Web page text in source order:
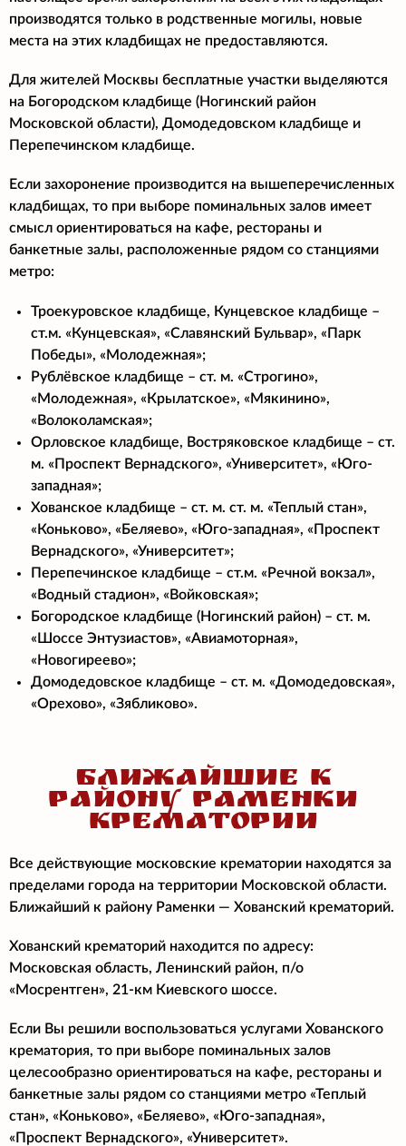
производятся только в родственные могилы, новые
места на этих кладбищах не предоставляются.
Для жителей Москвы бесплатные участки выделяются
на Богородском кладбище (Ногинский район
Московской области), Домодедовском кладбище и
Перепечинском кладбище.
Если захоронение производится на вышеперечисленных
кладбищах, то при выборе поминальных залов имеет
смысл ориентироваться на кафе, рестораны и
банкетные залы, расположенные рядом со станциями
метро:
Троекуровское кладбище, Кунцевское кладбище –
ст.м. «Кунцевская», «Славянский Бульвар», «Парк
Победы», «Молодежная»;
Рублёвское кладбище – ст. м. «Строгино»,
«Молодежная», «Крылатское», «Мякинино»,
«Волоколамская»;
Орловское кладбище, Востряковское кладбище – ст.
м. «Проспект Вернадского», «Университет», «Юго-
западная»;
Хованское кладбище – ст. м. ст. м. «Теплый стан»,
«Коньково», «Беляево», «Юго-западная», «Проспект
Вернадского», «Университет»;
Перепечинское кладбище – ст.м. «Речной вокзал»,
«Водный стадион», «Войковская»;
Богородское кладбище (Ногинский район) – ст. м.
«Шоссе Энтузиастов», «Авиамоторная»,
«Новогиреево»;
Домодедовское кладбище – ст. м. «Домодедовская»,
«Орехово», «Зябликово».
БЛИЖАЙШИЕ К
РАЙОНУ РАМЕНКИ
КРЕМАТОРИИ
Все действующие московские крематории находятся за
пределами города на территории Московской области.
Ближайший к району Раменки — Хованский крематорий.
Хованский крематорий находится по адресу:
Московская область, Ленинский район, п/о
«Мосрентген», 21-км Киевского шоссе.
Если Вы решили воспользоваться услугами Хованского
крематория, то при выборе поминальных залов
целесообразно ориентироваться на кафе, рестораны и
банкетные залы рядом со станциями метро «Теплый
стан», «Коньково», «Беляево», «Юго-западная»,
«Проспект Вернадского», «Университет».